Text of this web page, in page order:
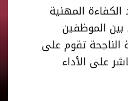
المهنية
بين الموظفين
الناجحة تقوم على
على الأداء